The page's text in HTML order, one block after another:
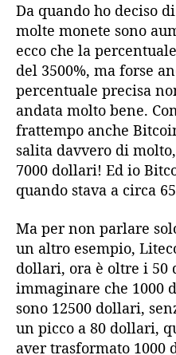
Da quando ho deciso
molte monete sono
ecco che la
del 3500%, ma forse
percentuale precisa
andata molto bene.
frattempo anche
salita davvero di
7000 dollari! Ed io
quando stava a circa
Ma per non parlare
un altro esempio,
dollari, ora è oltre i 50
immaginare che 1000
sono 12500 dollari,
un picco a 80 dollari,
aver trasformato 1000